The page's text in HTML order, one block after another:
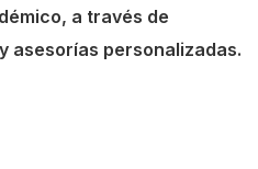
a través de
asesorías personalizadas.